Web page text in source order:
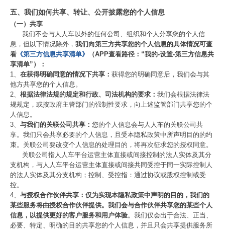
五、我们如何共享、转让、公开披露您的个人信息
（一）共享
我们不会与人人车以外的任何公司、组织和个人分享您的个人信
息，但以下情况除外， 我们向第三方共享您的个人信息的具体情况可查
看 《第三方信息共享清单》
（APP查看路径：“我的-设置-第三方信息共
享清单”）：
1、 在获得明确同意的情况下共享： 获得您的明确同意后，我们会与其
他方共享您的个人信息。
2、 根据法律法规的规定和行政、司法机构的要求： 我们会根据法律法
规规定，或按政府主管部门的强制性要求，向上述监管部门共享您的个
人信息。
3、 与我们的关联公司共享： 您的个人信息会与人人车的关联公司共
享。我们只会共享必要的个人信息，且受本隐私政策中所声明目的的约
束。关联公司要改变个人信息的处理目的，将再次征求您的授权同意。
关联公司指人人车平台运营主体直接或间接控制的法人实体及其分
支机构，与人人车平台运营主体直接或间接共同受控于同一实际控制人
的法人实体及其分支机构；控制、受控指：通过协议或股权控制或受
控。
4、 与授权合作伙伴共享：仅为实现本隐私政策中声明的目的，我们的
某些服务将由授权合作伙伴提供。我们会与合作伙伴共享您的某些个人
信息，以提供更好的客户服务和用户体验。我们仅会出于合法、正当、
必要、特定、明确的目的共享您的个人信息，并且只会共享提供服务所